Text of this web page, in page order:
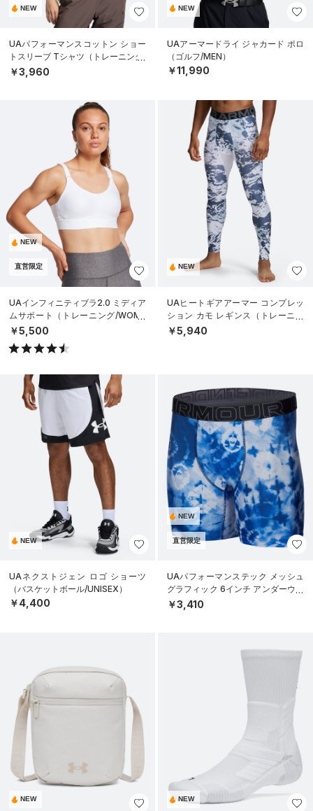
NEW
UAパフォーマンスコットン ショー
トスリーブ Tシャツ（トレーニング/
WOMEN）
￥3,960
NEW
UAアーマードライ ジャカード ポロ
（ゴルフ/MEN）
￥11,990
NEW
直営限定
UAインフィニティブラ2.0 ミディア
ムサポート（トレーニング/WOME
N）
￥5,500
NEW
UAヒートギアアーマー コンプレッ
ション カモ レギンス（トレーニン
グ/MEN）
￥5,940
NEW
UAネクストジェン ロゴ ショーツ
（バスケットボール/UNISEX）
￥4,400
NEW
直営限定
UAパフォーマンステック メッシュ
グラフィック 6インチ アンダーウェ
ア（トレーニング/MEN）
￥3,410
NEW NEW